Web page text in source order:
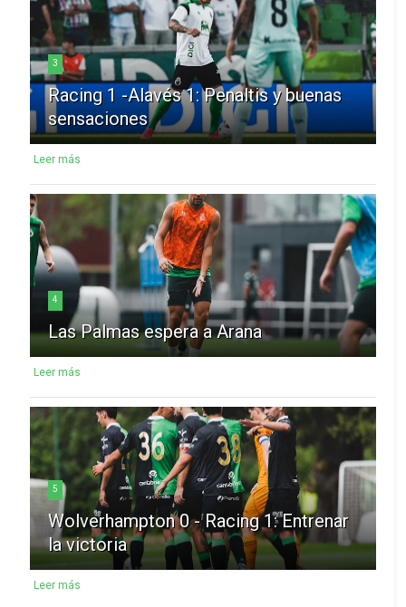
3
Racing 1 -Alavés 1: Penaltis y buenas
sensaciones
Leer más
4
Las Palmas espera a Arana
Leer más
5
Wolverhampton 0 - Racing 1: Entrenar
la victoria
Leer más